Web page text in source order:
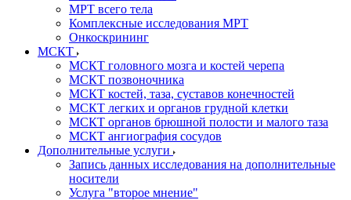
МРТ всего тела
Комплексные исследования МРТ
Онкоскрининг
МСКТ
МСКТ головного мозга и костей черепа
МСКТ позвоночника
МСКТ костей, таза, суставов конечностей
МСКТ легких и органов грудной клетки
МСКТ органов брюшной полости и малого таза
МСКТ ангиография сосудов
Дополнительные услуги
Запись данных исследования на дополнительные
носители
Услуга "второе мнение"